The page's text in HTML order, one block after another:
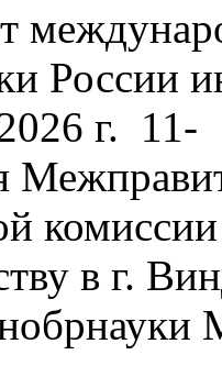
России
г. 11-
в г.